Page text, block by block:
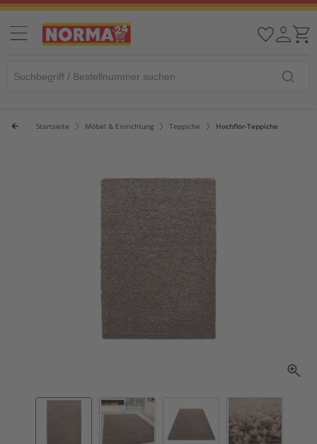
Startseite Möbel & Einrichtung Teppiche Hochflor-Teppiche